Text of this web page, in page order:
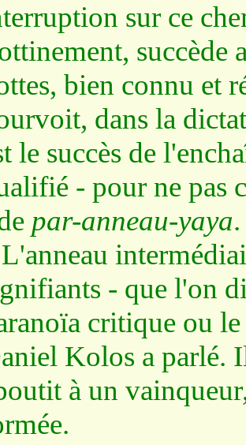
sur ce
succède
bien connu et
dans la
le succès de
- pour ne pas
par-anneau-yaya.
- que l'on
critique ou
Kolos a parlé.
à un